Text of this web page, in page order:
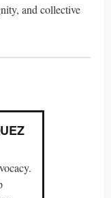
and collective